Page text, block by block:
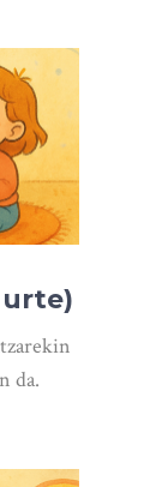
urte)
da.